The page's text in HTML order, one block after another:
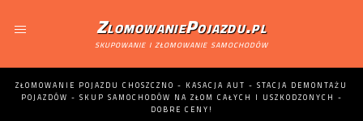
ZlomowaniePojazdu.pl
skupowanie i złomowanie samochodów
ZŁOMOWANIE POJAZDU CHOSZCZNO - KASACJA AUT - STACJA DEMONTAŻU
POJAZDÓW - SKUP SAMOCHODÓW NA ZŁOM CAŁYCH I USZKODZONYCH -
DOBRE CENY!